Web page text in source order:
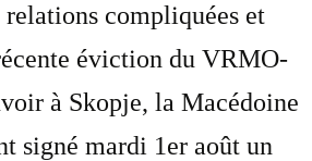
relations compliquées et
éviction du VRMO-
à Skopje, la Macédoine
signé mardi 1er août un